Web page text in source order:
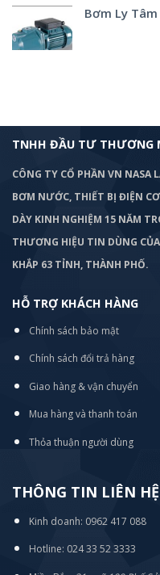
Bơm Ly Tâm
TNHH ĐẦU TƯ THƯƠNG
CÔNG TY CỔ PHẦN VN NASA
BƠM NƯỚC, THIẾT BỊ ĐIỆN
DÀY KINH NGHIỆM 15 NĂM
THƯƠNG HIỆU TIN DÙNG
KHẮP 63 TỈNH, THÀNH PHỐ.
HỖ TRỢ KHÁCH HÀNG
Chính sách bảo mật
Chính sách đổi trả hàng
Giao hàng & vận chuyển
Mua hàng và thanh toán
Thỏa thuận người dùng
THÔNG TIN LIÊN HỆ
Kinh doanh: 0962 417 088
Hotline: 024 33 52 3333